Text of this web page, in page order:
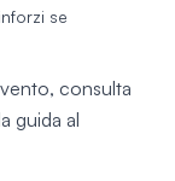
se
consulta
guida al